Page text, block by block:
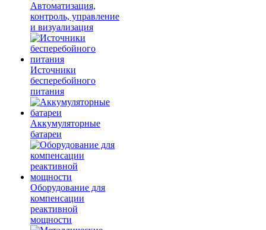
Автоматизация,
контроль, управление
и визуализация
Источники
бесперебойного
питания
Аккумуляторные
батареи
Оборудование для
компенсации
реактивной
мощности